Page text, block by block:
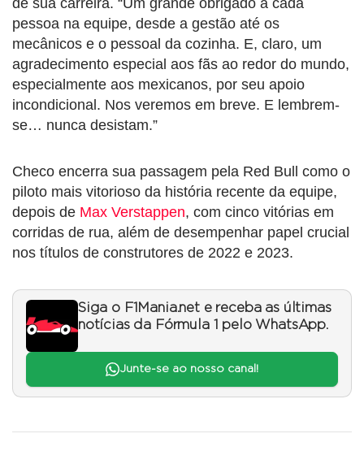
de sua carreira. “Um grande obrigado a cada
pessoa na equipe, desde a gestão até os
mecânicos e o pessoal da cozinha. E, claro, um
agradecimento especial aos fãs ao redor do mundo,
especialmente aos mexicanos, por seu apoio
incondicional. Nos veremos em breve. E lembrem-
se… nunca desistam.”
Checo encerra sua passagem pela Red Bull como o
piloto mais vitorioso da história recente da equipe,
depois de Max Verstappen, com cinco vitórias em
corridas de rua, além de desempenhar papel crucial
nos títulos de construtores de 2022 e 2023.
Siga o F1Mania.net e receba as últimas
notícias da Fórmula 1 pelo WhatsApp.
Junte-se ao nosso canal!